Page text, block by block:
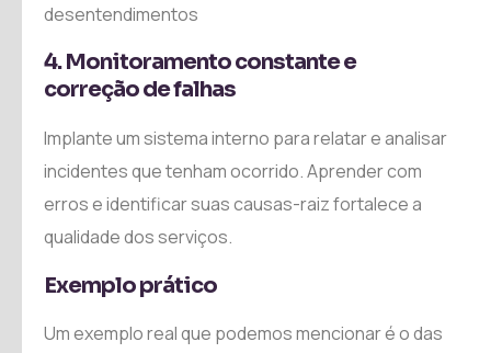
desentendimentos
4. Monitoramento constante e
correção de falhas
Implante um sistema interno para relatar e analisar
incidentes que tenham ocorrido. Aprender com
erros e identificar suas causas-raiz fortalece a
qualidade dos serviços.
Exemplo prático
Um exemplo real que podemos mencionar é o das